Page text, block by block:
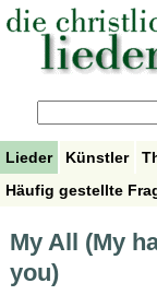
Lieder Künstler
Häufig gestellte
My All (My
you)